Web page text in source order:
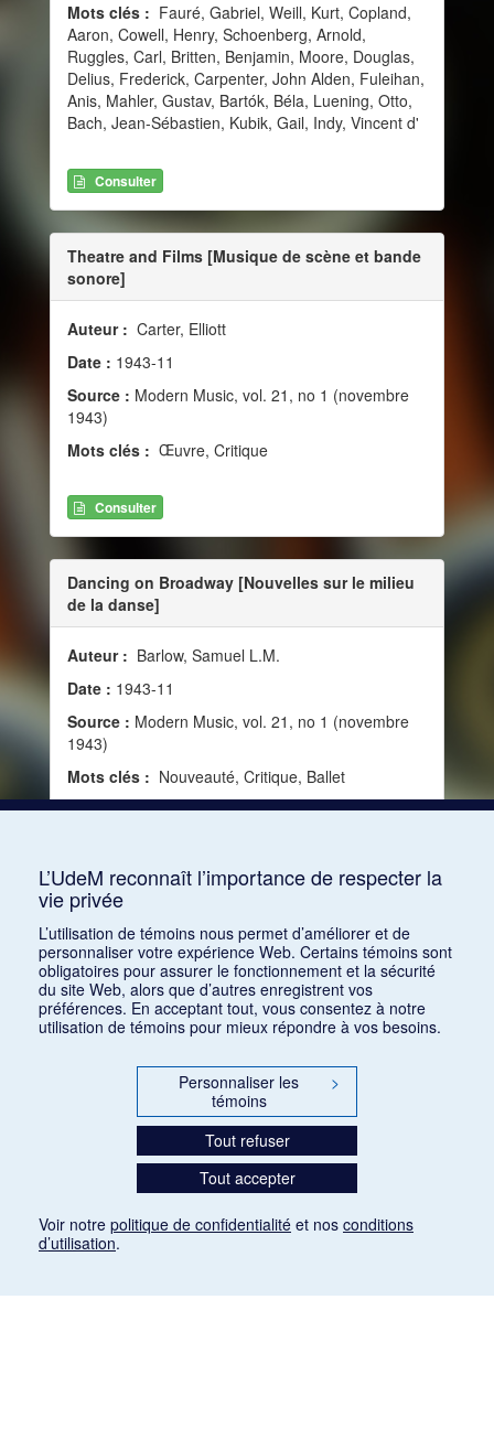
Mots clés : Fauré, Gabriel, Weill, Kurt, Copland,
Aaron, Cowell, Henry, Schoenberg, Arnold,
Ruggles, Carl, Britten, Benjamin, Moore, Douglas,
Delius, Frederick, Carpenter, John Alden, Fuleihan,
Anis, Mahler, Gustav, Bartók, Béla, Luening, Otto,
Bach, Jean-Sébastien, Kubik, Gail, Indy, Vincent d'
Consulter
Theatre and Films [Musique de scène et bande
sonore]
Auteur : Carter, Elliott
Date : 1943-11
Source : Modern Music, vol. 21, no 1 (novembre
1943)
Mots clés : Œuvre, Critique
Consulter
Dancing on Broadway [Nouvelles sur le milieu
de la danse]
Auteur : Barlow, Samuel L.M.
Date : 1943-11
Source : Modern Music, vol. 21, no 1 (novembre
1943)
Mots clés : Nouveauté, Critique, Ballet
1 2 3 4 5 … 1168
L’UdeM reconnaît l’importance de respecter la
vie privée
L’utilisation de témoins nous permet d’améliorer et de
personnaliser votre expérience Web. Certains témoins sont
obligatoires pour assurer le fonctionnement et la sécurité
du site Web, alors que d’autres enregistrent vos
préférences. En acceptant tout, vous consentez à notre
utilisation de témoins pour mieux répondre à vos besoins.
Personnaliser les
témoins
>
Tout refuser
Tout accepter
Voir notre politique de confidentialité et nos conditions
d’utilisation.